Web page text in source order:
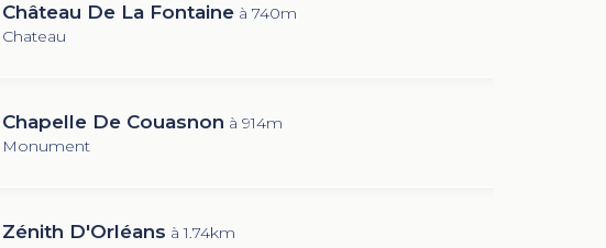
Château De La Fontaine à 740m
Chateau
Chapelle De Couasnon à 914m
Monument
Zénith D'Orléans à 1.74km